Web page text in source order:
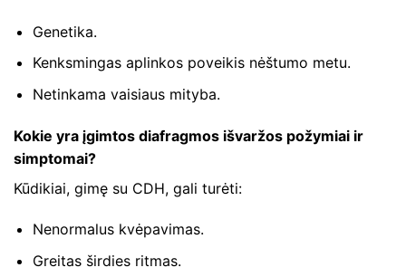
Genetika.
Kenksmingas aplinkos poveikis nėštumo metu.
Netinkama vaisiaus mityba.
Kokie yra įgimtos diafragmos išvaržos požymiai ir
simptomai?
Kūdikiai, gimę su CDH, gali turėti:
Nenormalus kvėpavimas.
Greitas širdies ritmas.